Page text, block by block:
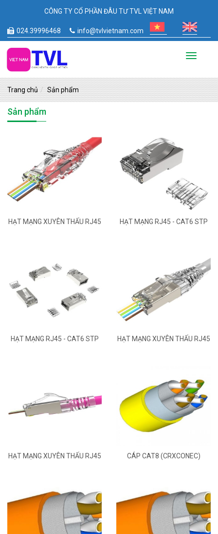
CÔNG TY CỔ PHẦN ĐÂU TƯ TVL VIỆT NAM
024.39996468 info@tvlvietnam.com
Toggle
Trang chủ Sản phẩm
Sản phẩm
HẠT MẠNG XUYÊN THẤU RJ45 HẠT MẠNG RJ45 - CAT6 STP
HẠT MẠNG RJ45 - CAT6 STP HẠT MẠNG XUYÊN THẤU RJ45
HẠT MẠNG XUYÊN THẤU RJ45 CÁP CAT8 (CRXCONEC)